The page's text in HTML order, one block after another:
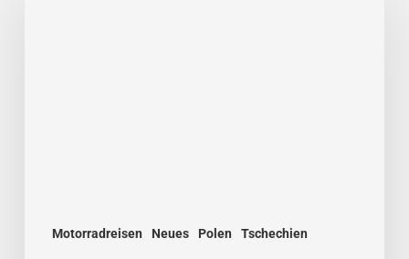
Motorradreisen Neues Polen Tschechien